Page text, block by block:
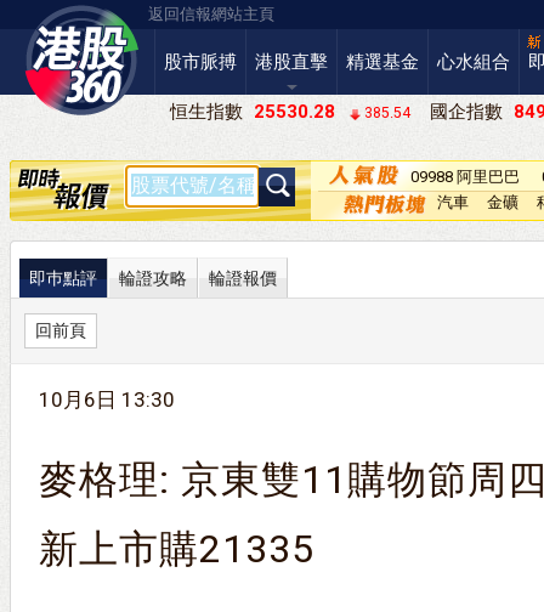
返回信報網站主頁
股市脈搏 港股直擊 精選基金 心水組合
恒生指數 25530.28 385.54 國企指數
09988 阿里巴巴
－Ｗ汽車
金礦
即巿點評 輪證攻略 輪證報價
回前頁
10月6日 13:30
麥格理: 京東雙11購物節周
新上市購21335